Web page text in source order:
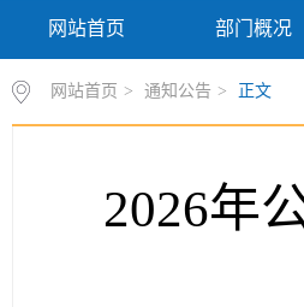
网站首页 部门概况
网站首页 > 通知公告 > 正文
2026年